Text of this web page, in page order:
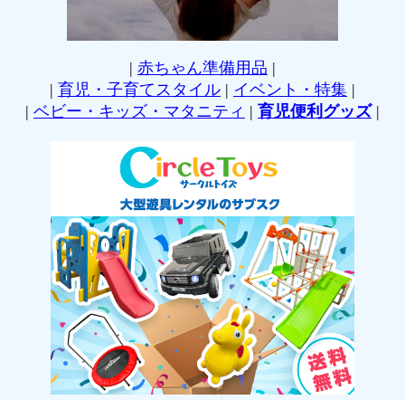
| 赤ちゃん準備用品 |
| 育児・子育てスタイル | イベント・特集 |
| ベビー・キッズ・マタニティ | 育児便利グッズ|